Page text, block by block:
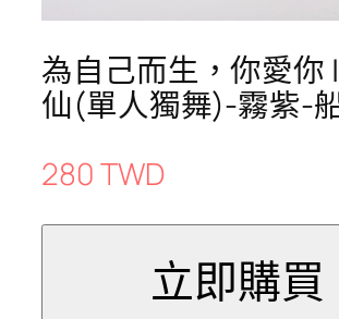
為自己而生，你愛你
仙(單人獨舞)-霧紫-
280 TWD